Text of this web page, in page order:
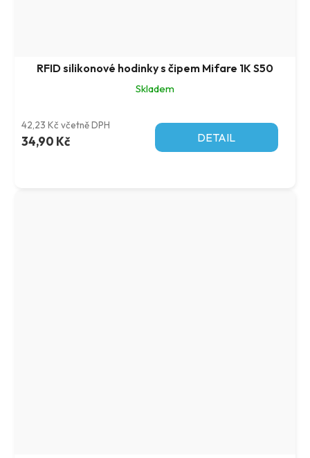
RFID silikonové hodinky s čipem Mifare 1K S50
Skladem
42,23 Kč včetně DPH
34,90 Kč DETAIL